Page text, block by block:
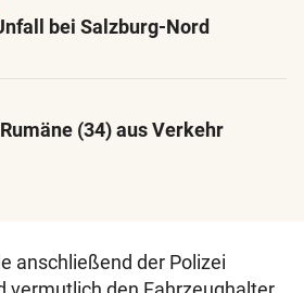
bei Salzburg-Nord
(34) aus Verkehr
anschließend der Polizei